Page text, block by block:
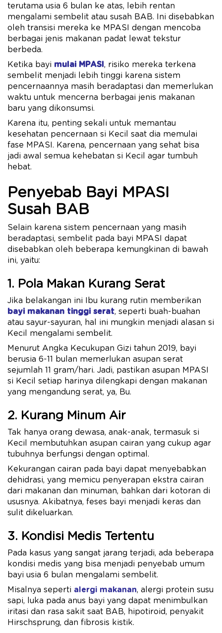
terutama usia 6 bulan ke atas, lebih rentan
mengalami sembelit atau susah BAB. Ini disebabkan
oleh transisi mereka ke MPASI dengan mencoba
berbagai jenis makanan padat lewat tekstur
berbeda.
Ketika bayi mulai MPASI , risiko mereka terkena
sembelit menjadi lebih tinggi karena sistem
pencernaannya masih beradaptasi dan memerlukan
waktu untuk mencerna berbagai jenis makanan
baru yang dikonsumsi.
Karena itu, penting sekali untuk memantau
kesehatan pencernaan si Kecil saat dia memulai
fase MPASI. Karena, pencernaan yang sehat bisa
jadi awal semua kehebatan si Kecil agar tumbuh
hebat.
Penyebab Bayi MPASI
Susah BAB
Selain karena sistem pencernaan yang masih
beradaptasi, sembelit pada bayi MPASI dapat
disebabkan oleh beberapa kemungkinan di bawah
ini, yaitu:
1. Pola Makan Kurang Serat
Jika belakangan ini Ibu kurang rutin memberikan
bayi makanan tinggi serat, seperti buah-buahan
atau sayur-sayuran, hal ini mungkin menjadi alasan si
Kecil mengalami sembelit.
Menurut Angka Kecukupan Gizi tahun 2019, bayi
berusia 6-11 bulan memerlukan asupan serat
sejumlah 11 gram/hari. Jadi, pastikan asupan MPASI
si Kecil setiap harinya dilengkapi dengan makanan
yang mengandung serat, ya, Bu.
2. Kurang Minum Air
Tak hanya orang dewasa, anak-anak, termasuk si
Kecil membutuhkan asupan cairan yang cukup agar
tubuhnya berfungsi dengan optimal.
Kekurangan cairan pada bayi dapat menyebabkan
dehidrasi, yang memicu penyerapan ekstra cairan
dari makanan dan minuman, bahkan dari kotoran di
ususnya. Akibatnya, feses bayi menjadi keras dan
sulit dikeluarkan.
3. Kondisi Medis Tertentu
Pada kasus yang sangat jarang terjadi, ada beberapa
kondisi medis yang bisa menjadi penyebab umum
bayi usia 6 bulan mengalami sembelit.
Misalnya seperti alergi makanan, alergi protein susu
sapi, luka pada anus bayi yang dapat menimbulkan
iritasi dan rasa sakit saat BAB, hipotiroid, penyakit
Hirschsprung, dan fibrosis kistik.